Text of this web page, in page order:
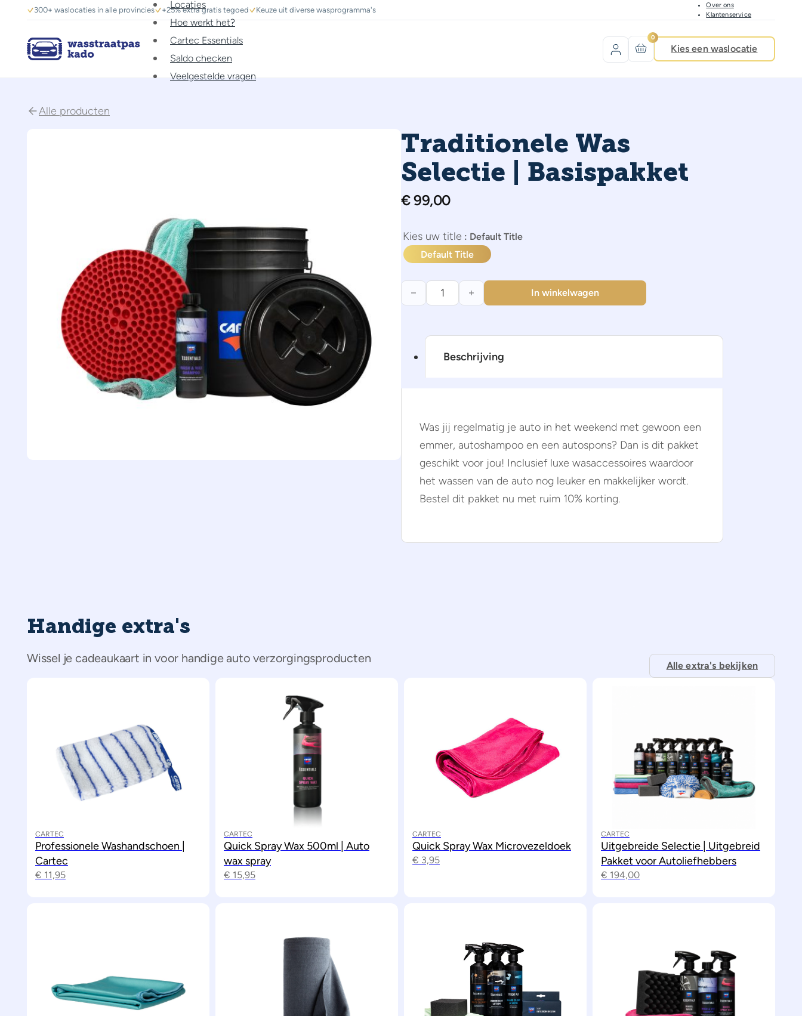
300+ waslocaties in alle provincies +25% extra gratis tegoed Keuze uit diverse wasprogramma's
Over ons
Klantenservice
Locaties
Hoe werkt het?
Cartec Essentials
Saldo checken
Veelgestelde vragen
0
Kies een waslocatie
Alle producten
Traditionele Was
Selectie | Basispakket
€99,00
title : Default Title
Default Title
Traditionele Was Selectie | Basispakket aantal
In winkelwagen
Beschrijving
Was jij regelmatig je auto in het weekend met gewoon een
emmer, autoshampoo en een autospons? Dan is dit pakket
geschikt voor jou! Inclusief luxe wasaccessoires waardoor
het wassen van de auto nog leuker en makkelijker wordt.
Bestel dit pakket nu met ruim 10% korting.
Handige extra's
Wissel je cadeaukaart in voor handige auto verzorgingsproducten
Alle extra's bekijken
CARTEC
Professionele Washandschoen |
Cartec
€ 11,95
CARTEC
Quick Spray Wax 500ml | Auto
wax spray
€ 15,95
CARTEC
Quick Spray Wax Microvezeldoek
€ 3,95
CARTEC
Uitgebreide Selectie | Uitgebreid
Pakket voor Autoliefhebbers
€ 194,00